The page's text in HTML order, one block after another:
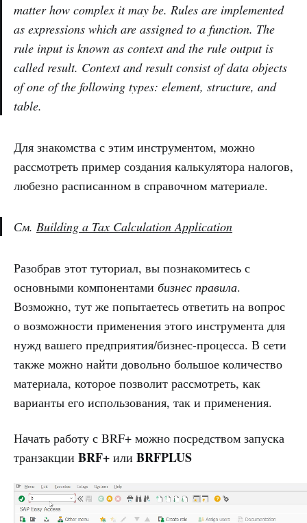
matter how complex it may be. Rules are implemented
as expressions which are assigned to a function. The
rule input is known as context and the rule output is
called result. Context and result consist of data objects
of one of the following types: element, structure, and
table.
Для знакомства с этим инструментом, можно
рассмотреть пример создания калькулятора налогов,
любезно расписанном в справочном материале.
См. Building a Tax Calculation Application
Разобрав этот туториал, вы познакомитесь с
основными компонентами бизнес правила.
Возможно, тут же попытаетесь ответить на вопрос
о возможности применения этого инструмента для
нужд вашего предприятия/бизнес-процесса. В сети
также можно найти довольно большое количество
материала, которое позволит рассмотреть, как
варианты его использования, так и применения.
Начать работу с BRF+ можно посредством запуска
транзакции BRF+ или BRFPLUS